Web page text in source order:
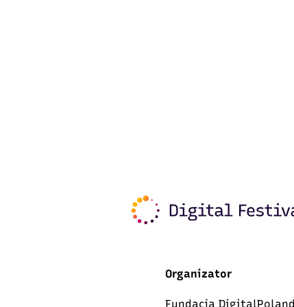
Organizator
Fundacja DigitalPoland